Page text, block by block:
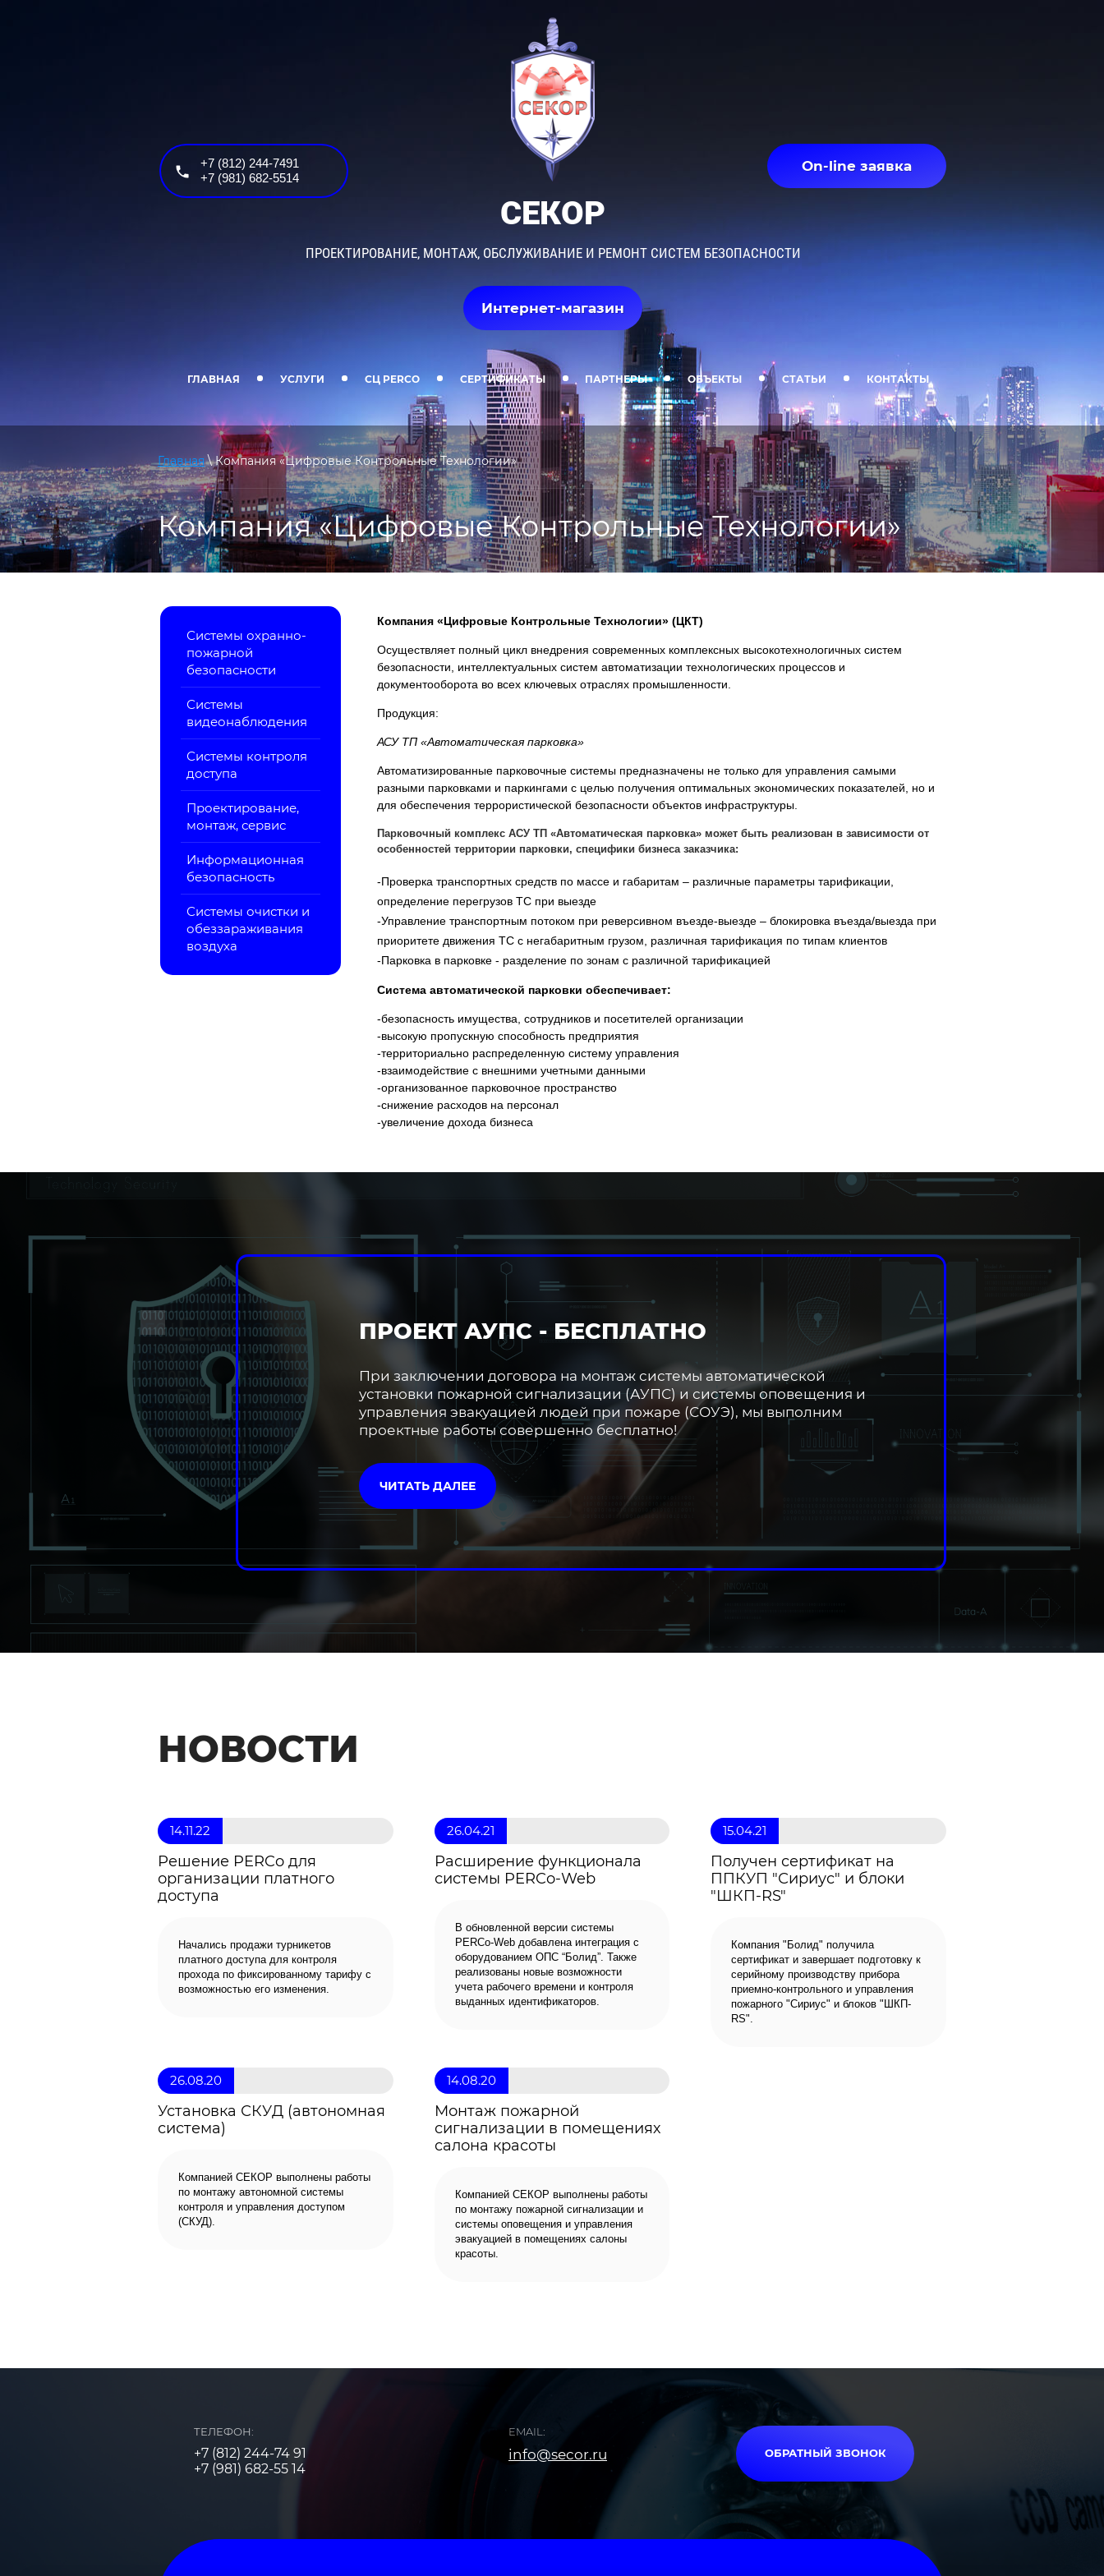
СЕКОР
ПРОЕКТИРОВАНИЕ, МОНТАЖ, ОБСЛУЖИВАНИЕ И РЕМОНТ СИСТЕМ БЕЗОПАСНОСТИ
+7 (812) 244-7491
+7 (981) 682-5514
On-line заявка
Интернет-магазин
ГЛАВНАЯ УСЛУГИ СЦ PERCO СЕРТИФИКАТЫ ПАРТНЕРЫ ОБЪЕКТЫ СТАТЬИ КОНТАКТЫ
Главная\ Компания «Цифровые Контрольные Технологии»
Компания «Цифровые Контрольные Технологии»
Системы охранно-
пожарной
безопасности
Системы
видеонаблюдения
Системы контроля
доступа
Проектирование,
монтаж, сервис
Информационная
безопасность
Системы очистки и
обеззараживания
воздуха
Компания «Цифровые Контрольные Технологии» (ЦКТ)
Осуществляет полный цикл внедрения современных комплексных высокотехнологичных систем
безопасности, интеллектуальных систем автоматизации технологических процессов и
документооборота во всех ключевых отраслях промышленности.
Продукция:
АСУ ТП «Автоматическая парковка»
Автоматизированные парковочные системы предназначены не только для управления самыми
разными парковками и паркингами с целью получения оптимальных экономических показателей, но и
для обеспечения террористической безопасности объектов инфраструктуры.
Парковочный комплекс АСУ ТП «Автоматическая парковка» может быть реализован в зависимости от
особенностей территории парковки, специфики бизнеса заказчика:
-Проверка транспортных средств по массе и габаритам – различные параметры тарификации,
определение перегрузов ТС при выезде
-Управление транспортным потоком при реверсивном въезде-выезде – блокировка въезда/выезда при
приоритете движения ТС с негабаритным грузом, различная тарификация по типам клиентов
-Парковка в парковке - разделение по зонам с различной тарификацией
Система автоматической парковки обеспечивает:
-безопасность имущества, сотрудников и посетителей организации
-высокую пропускную способность предприятия
-территориально распределенную систему управления
-взаимодействие с внешними учетными данными
-организованное парковочное пространство
-снижение расходов на персонал
-увеличение дохода бизнеса
ПРОЕКТ АУПС - БЕСПЛАТНО
При заключении договора на монтаж системы автоматической
установки пожарной сигнализации (АУПС) и системы оповещения и
управления эвакуацией людей при пожаре (СОУЭ), мы выполним
проектные работы совершенно бесплатно!
ЧИТАТЬ ДАЛЕЕ
НОВОСТИ
14.11.22
Решение PERCo для
организации платного
доступа
Начались продажи турникетов
платного доступа для контроля
прохода по фиксированному тарифу с
возможностью его изменения.
26.04.21
Расширение функционала
системы PERCo-Web
В обновленной версии системы
PERCo-Web добавлена интеграция с
оборудованием ОПС “Болид”. Также
реализованы новые возможности
учета рабочего времени и контроля
выданных идентификаторов.
15.04.21
Получен сертификат на
ППКУП "Сириус" и блоки
"ШКП-RS"
Компания "Болид" получила
сертификат и завершает подготовку к
серийному производству прибора
приемно-контрольного и управления
пожарного "Cириус" и блоков "ШКП-
RS".
26.08.20
Установка СКУД (автономная
система)
Компанией СЕКОР выполнены работы
по монтажу автономной системы
контроля и управления доступом
(СКУД).
14.08.20
Монтаж пожарной
сигнализации в помещениях
салона красоты
Компанией СЕКОР выполнены работы
по монтажу пожарной сигнализации и
системы оповещения и управления
эвакуацией в помещениях салоны
красоты.
ТЕЛЕФОН:
+7 (812) 244-74 91
+7 (981) 682-55 14
EMAIL:
info@secor.ru ОБРАТНЫЙ ЗВОНОК